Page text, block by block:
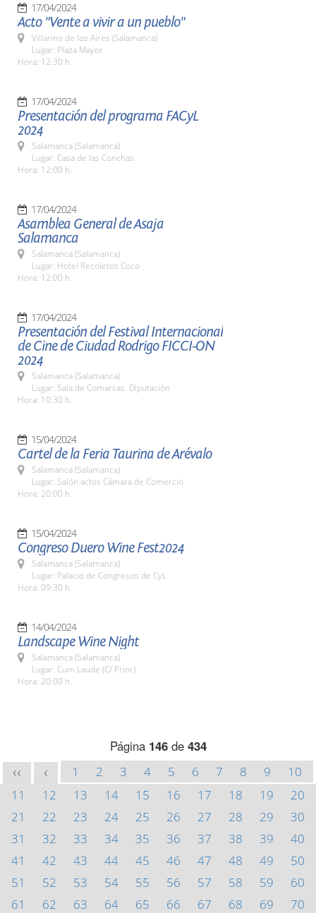
17/04/2024
Acto "Vente a vivir a un pueblo"
Villarino de los Aires (Salamanca)
Lugar: Plaza Mayor
Hora: 12:30 h.
17/04/2024
Presentación del programa FACyL
2024
Salamanca (Salamanca)
Lugar: Casa de las Conchas
Hora: 12:00 h.
17/04/2024
Asamblea General de Asaja
Salamanca
Salamanca (Salamanca)
Lugar: Hotel Recoletos Coco
Hora: 12:00 h.
17/04/2024
Presentación del Festival Internacional
de Cine de Ciudad Rodrigo FICCI-ON
2024
Salamanca (Salamanca)
Lugar: Sala de Comarcas. Diputación
Hora: 10:30 h.
15/04/2024
Cartel de la Feria Taurina de Arévalo
Salamanca (Salamanca)
Lugar: Salón actos Cámara de Comercio
Hora: 20:00 h.
15/04/2024
Congreso Duero Wine Fest2024
Salamanca (Salamanca)
Lugar: Palacio de Congresos de CyL
Hora: 09:30 h.
14/04/2024
Landscape Wine Night
Salamanca (Salamanca)
Lugar: Cum Laude (C/ Prior)
Hora: 20:00 h.
Página 146de 434
<< < 1 2 3 4 5 6 7 8 9
10
11
12 13 14 15 16 17 18 19
20
21
22 23 24 25 26 27 28 29
30
31
32 33 34 35 36 37 38 39
40
41
42 43 44 45 46 47 48 49
50
51
52 53 54 55 56 57 58 59
60
61
62 63 64 65 66 67 68 69
70